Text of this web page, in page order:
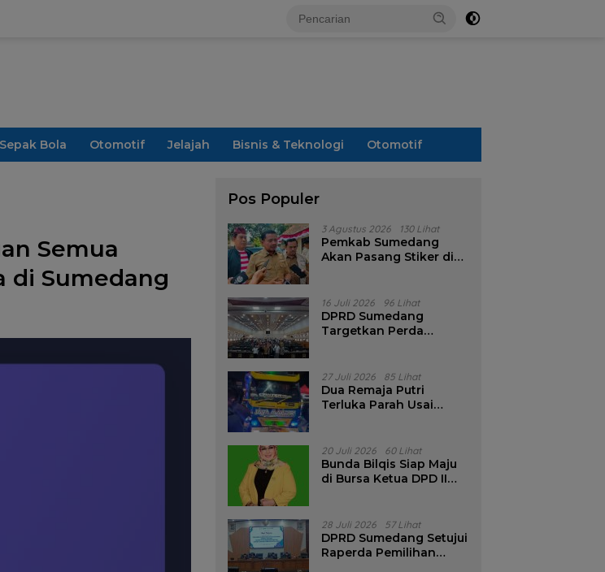
Sepak Bola Otomotif Jelajah Bisnis & Teknologi Otomotif
Semua
di Sumedang
Pos Populer
3 Agustus 2026 130 Lihat
Pemkab Sumedang
Akan Pasang Stiker di
16 Juli 2026 96 Lihat
DPRD Sumedang
Targetkan Perda
Pencalonan Diperjelas
27 Juli 2026 85 Lihat
Dua Remaja Putri
Terluka Parah Usai
Tanjungsari Sumedang
20 Juli 2026 60 Lihat
Bunda Bilqis Siap Maju
di Bursa Ketua DPD II
28 Juli 2026 57 Lihat
DPRD Sumedang Setujui
Raperda Pemilihan